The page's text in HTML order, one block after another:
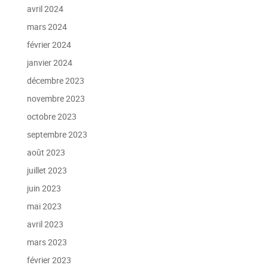
avril 2024
mars 2024
février 2024
janvier 2024
décembre 2023
novembre 2023
octobre 2023
septembre 2023
août 2023
juillet 2023
juin 2023
mai 2023
avril 2023
mars 2023
février 2023